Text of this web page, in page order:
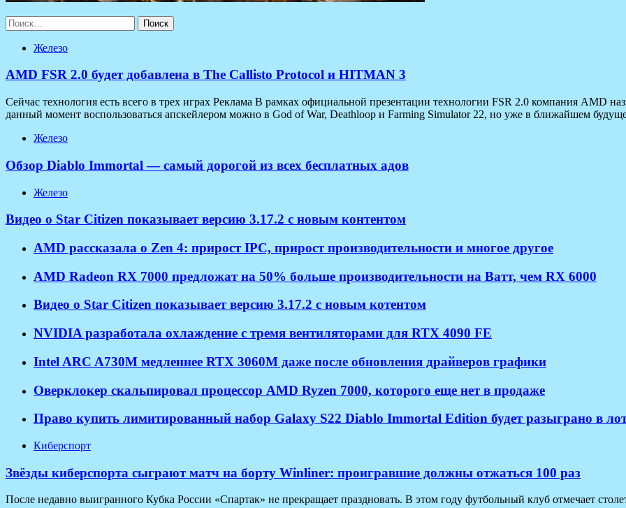
Найти:
Железо
AMD FSR 2.0 будет добавлена в The Callisto Protocol и HITMAN 3
Сейчас технология есть всего в трех играх Реклама В рамках официальной презентации технологии FSR 2.0 компания AMD
данный момент воспользоваться апскейлером можно в God of War, Deathloop и Farming Simulator 22, но уже в ближайшем
Железо
Обзор Diablo Immortal — самый дорогой из всех бесплатных адов
Железо
Видео о Star Citizen показывает версию 3.17.2 с новым контентом
AMD рассказала о Zen 4: прирост IPC, прирост производительности и многое другое
AMD Radeon RX 7000 предложат на 50% больше производительности на Ватт, чем RX 6000
Видео о Star Citizen показывает версию 3.17.2 с новым котентом
NVIDIA разработала охлаждение с тремя вентиляторами для RTX 4090 FE
Intel ARC A730M медленнее RTX 3060M даже после обновления драйверов графики
Оверклокер скальпировал процессор AMD Ryzen 7000, которого еще нет в продаже
Право купить лимитированный набор Galaxy S22 Diablo Immortal Edition будет разыграно в
Киберспорт
Звёзды киберспорта сыграют матч на борту Winliner: проигравшие должны отжаться 100 раз
После недавно выигранного Кубка России «Спартак» не прекращает праздновать. В этом году футбольный клуб отмечает